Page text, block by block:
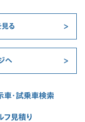
る
へ
車・試乗車検索
フ見積り